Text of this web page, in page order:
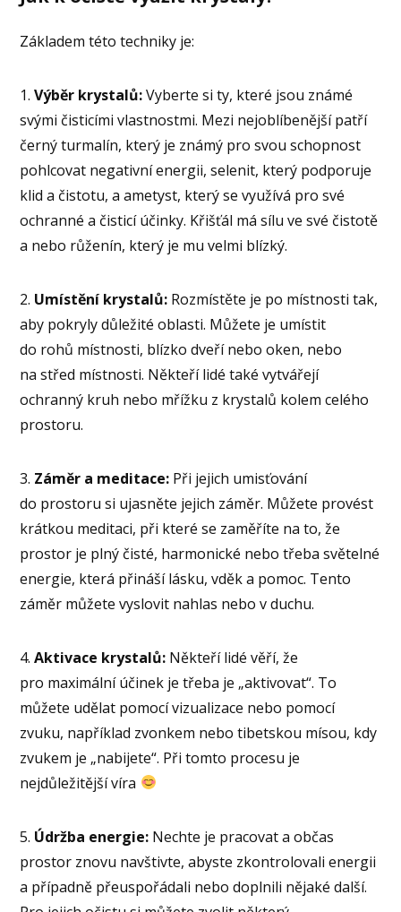
Základem této techniky je:
1.Výběr krystalů:Vyberte si ty, které jsou známé
svými čisticími vlastnostmi. Mezi nejoblíbenější patří
černý turmalín, který je známý pro svou schopnost
pohlcovat negativní energii, selenit, který podporuje
klid a čistotu, a ametyst, který se využívá pro své
ochranné a čisticí účinky. Křišťál má sílu ve své čistotě
a nebo růženín, který je mu velmi blízký.
2. Umístění krystalů: Rozmístěte je po místnosti tak,
aby pokryly důležité oblasti. Můžete je umístit
do rohů místnosti, blízko dveří nebo oken, nebo
na střed místnosti. Někteří lidé také vytvářejí
ochranný kruh nebo mřížku z krystalů kolem celého
prostoru.
3. Záměr a meditace: Při jejich umisťování
do prostoru si ujasněte jejich záměr. Můžete provést
krátkou meditaci, při které se zaměříte na to, že
prostor je plný čisté, harmonické nebo třeba světelné
energie, která přináší lásku, vděk a pomoc. Tento
záměr můžete vyslovit nahlas nebo v duchu.
4.Aktivace krystalů: Někteří lidé věří, že
pro maximální účinek je třeba je „aktivovat“. To
můžete udělat pomocí vizualizace nebo pomocí
zvuku, například zvonkem nebo tibetskou mísou, kdy
zvukem je „nabijete“. Při tomto procesu je
nejdůležitější víra
5. Údržba energie: Nechte je pracovat a občas
prostor znovu navštivte, abyste zkontrolovali energii
a případně přeuspořádali nebo doplnili nějaké další.